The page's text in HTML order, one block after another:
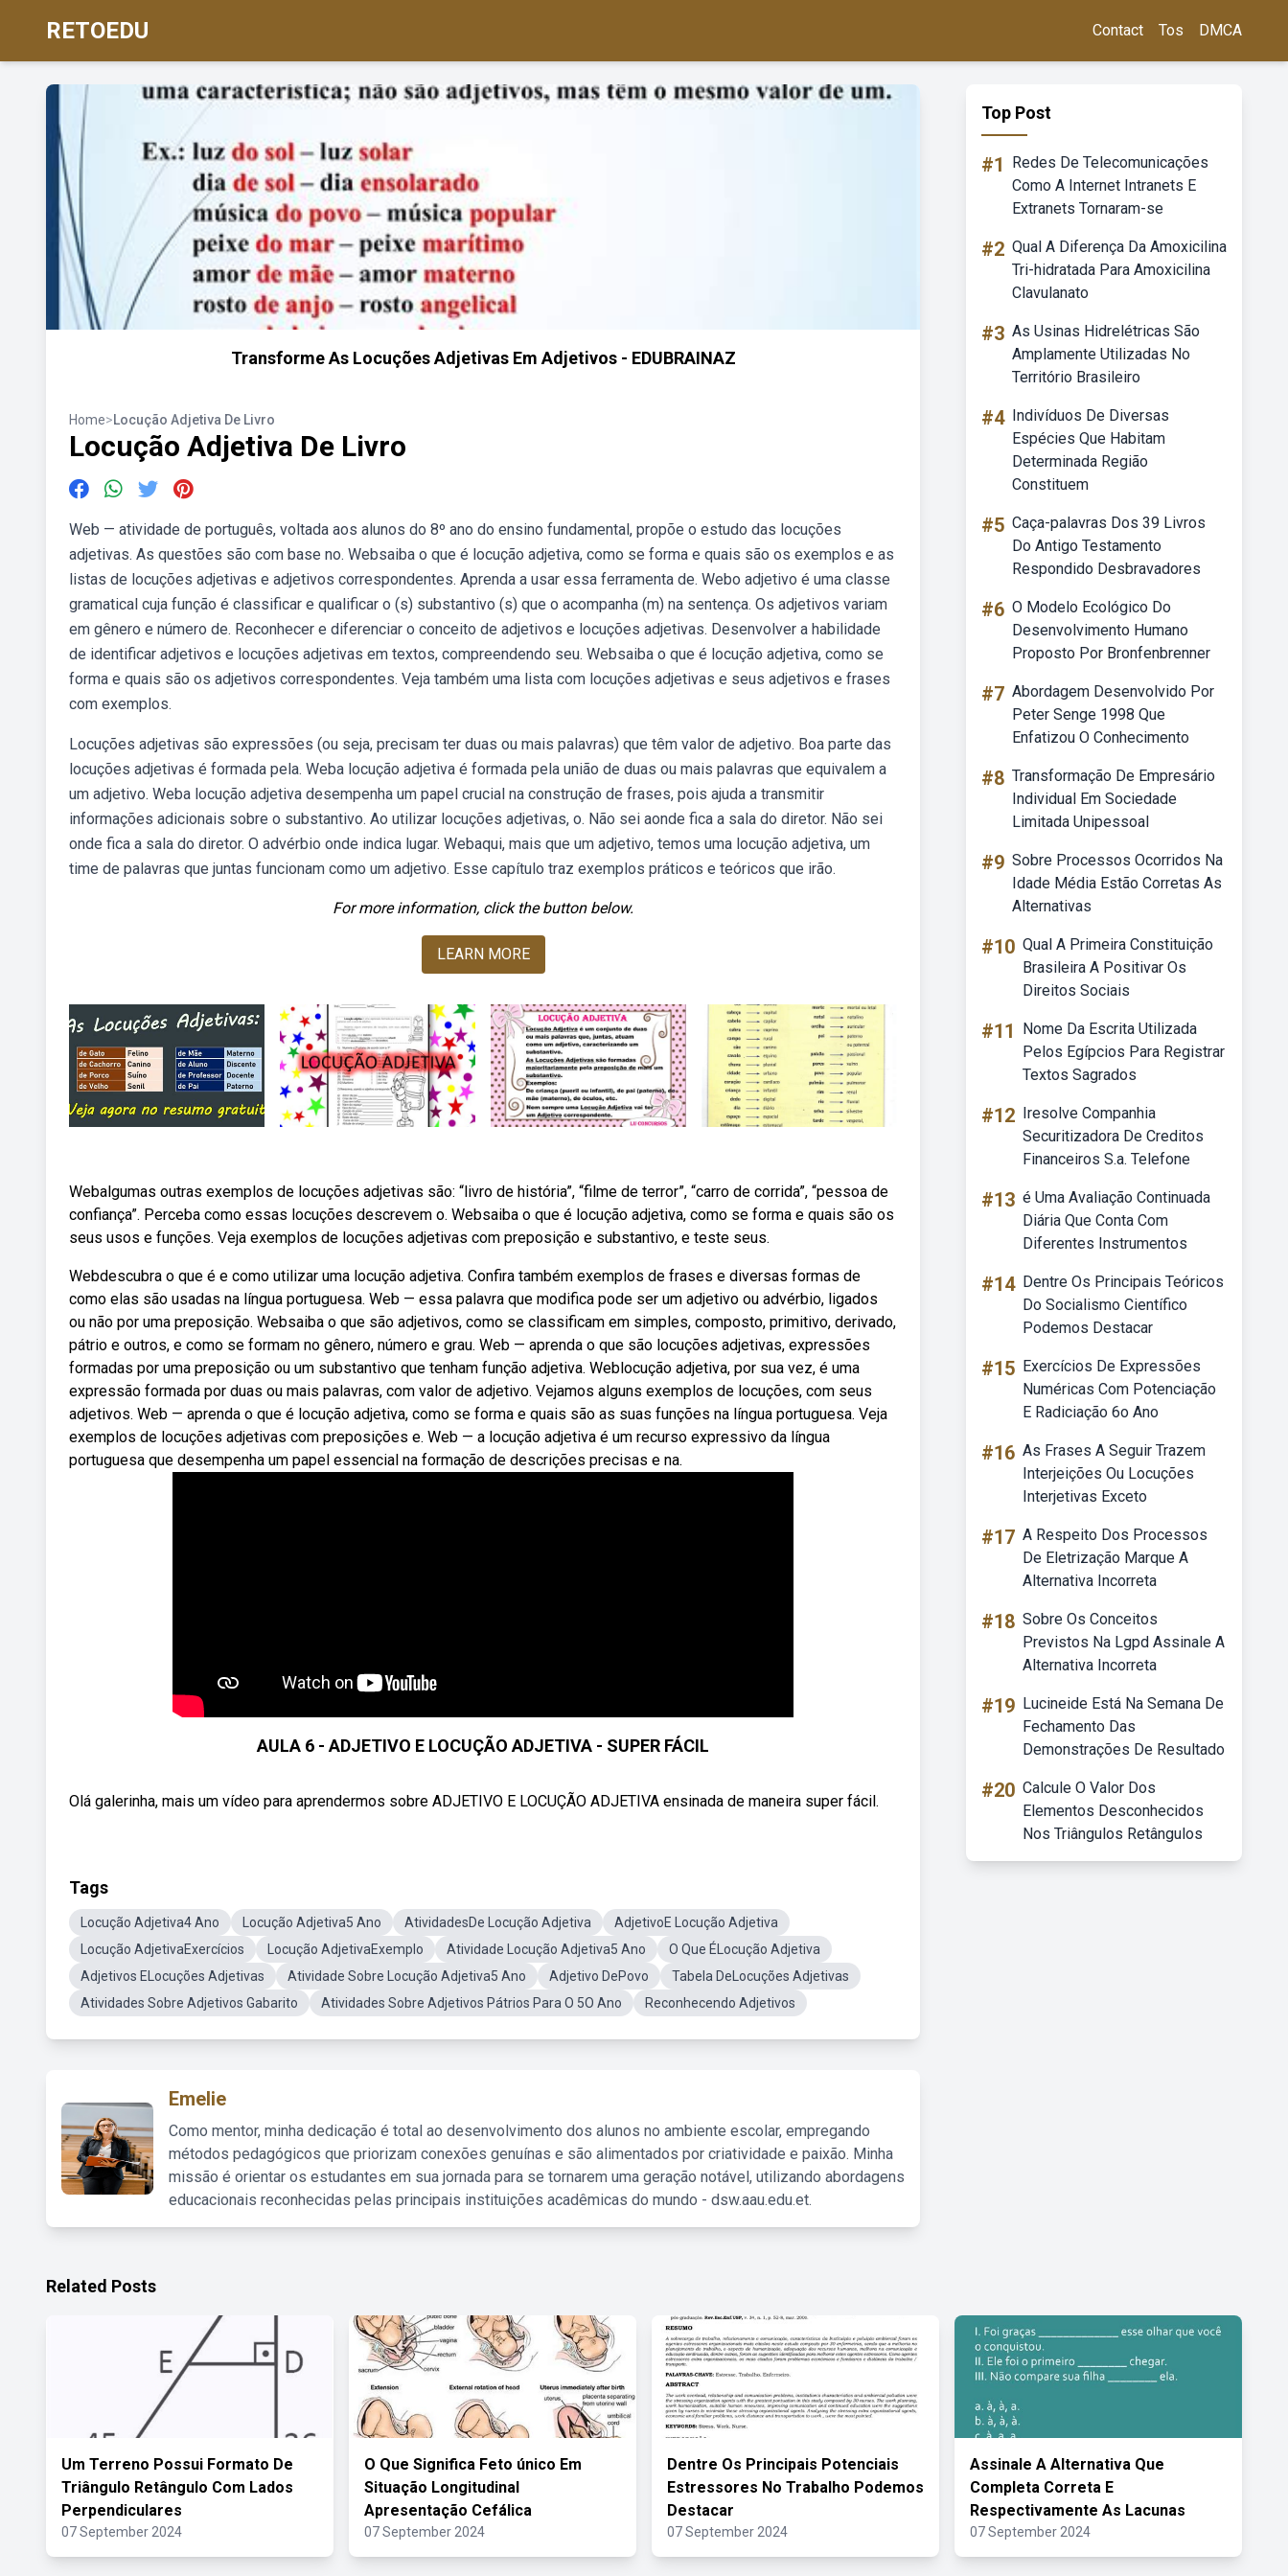
RETOEDU Contact Tos DMCA
Transforme As Locuções Adjetivas Em Adjetivos - EDUBRAINAZ
Home>Locução Adjetiva De Livro
Locução Adjetiva De Livro
Web — atividade de português, voltada aos alunos do 8º ano do ensino fundamental, propõe o estudo das locuções
adjetivas. As questões são com base no. Websaiba o que é locução adjetiva, como se forma e quais são os exemplos e as
listas de locuções adjetivas e adjetivos correspondentes. Aprenda a usar essa ferramenta de. Webo adjetivo é uma classe
gramatical cuja função é classificar e qualificar o (s) substantivo (s) que o acompanha (m) na sentença. Os adjetivos variam
em gênero e número de. Reconhecer e diferenciar o conceito de adjetivos e locuções adjetivas. Desenvolver a habilidade
de identificar adjetivos e locuções adjetivas em textos, compreendendo seu. Websaiba o que é locução adjetiva, como se
forma e quais são os adjetivos correspondentes. Veja também uma lista com locuções adjetivas e seus adjetivos e frases
com exemplos.
Locuções adjetivas são expressões (ou seja, precisam ter duas ou mais palavras) que têm valor de adjetivo. Boa parte das
locuções adjetivas é formada pela. Weba locução adjetiva é formada pela união de duas ou mais palavras que equivalem a
um adjetivo. Weba locução adjetiva desempenha um papel crucial na construção de frases, pois ajuda a transmitir
informações adicionais sobre o substantivo. Ao utilizar locuções adjetivas, o. Não sei aonde fica a sala do diretor. Não sei
onde fica a sala do diretor. O advérbio onde indica lugar. Webaqui, mais que um adjetivo, temos uma locução adjetiva, um
time de palavras que juntas funcionam como um adjetivo. Esse capítulo traz exemplos práticos e teóricos que irão.
For more information, click the button below.
LEARN MORE
Webalgumas outras exemplos de locuções adjetivas são: “livro de história”, “filme de terror”, “carro de corrida”, “pessoa de
confiança”. Perceba como essas locuções descrevem o. Websaiba o que é locução adjetiva, como se forma e quais são os
seus usos e funções. Veja exemplos de locuções adjetivas com preposição e substantivo, e teste seus.
Webdescubra o que é e como utilizar uma locução adjetiva. Confira também exemplos de frases e diversas formas de
como elas são usadas na língua portuguesa. Web — essa palavra que modifica pode ser um adjetivo ou advérbio, ligados
ou não por uma preposição. Websaiba o que são adjetivos, como se classificam em simples, composto, primitivo, derivado,
pátrio e outros, e como se formam no gênero, número e grau. Web — aprenda o que são locuções adjetivas, expressões
formadas por uma preposição ou um substantivo que tenham função adjetiva. Weblocução adjetiva, por sua vez, é uma
expressão formada por duas ou mais palavras, com valor de adjetivo. Vejamos alguns exemplos de locuções, com seus
adjetivos. Web — aprenda o que é locução adjetiva, como se forma e quais são as suas funções na língua portuguesa. Veja
exemplos de locuções adjetivas com preposições e. Web — a locução adjetiva é um recurso expressivo da língua
portuguesa que desempenha um papel essencial na formação de descrições precisas e na.
AULA 6 - ADJETIVO E LOCUÇÃO ADJETIVA - SUPER FÁCIL
Olá galerinha, mais um vídeo para aprendermos sobre ADJETIVO E LOCUÇÃO ADJETIVA ensinada de maneira super fácil.
Tags
Locução Adjetiva4 Ano Locução Adjetiva5 Ano AtividadesDe Locução Adjetiva
AdjetivoE Locução Adjetiva
Locução AdjetivaExercícios
Locução AdjetivaExemplo Atividade Locução Adjetiva5 Ano
O Que ÉLocução Adjetiva
Adjetivos ELocuções Adjetivas
Atividade Sobre Locução Adjetiva5 Ano Adjetivo DePovo
Tabela DeLocuções Adjetivas
Atividades Sobre Adjetivos Gabarito
Atividades Sobre Adjetivos Pátrios Para O 5O Ano Reconhecendo Adjetivos
Emelie
Como mentor, minha dedicação é total ao desenvolvimento dos alunos no ambiente escolar, empregando
métodos pedagógicos que priorizam conexões genuínas e são alimentados por criatividade e paixão. Minha
missão é orientar os estudantes em sua jornada para se tornarem uma geração notável, utilizando abordagens
educacionais reconhecidas pelas principais instituições acadêmicas do mundo - dsw.aau.edu.et.
Top Post
#1
Redes De Telecomunicações
Como A Internet Intranets E
Extranets Tornaram-se
#2 Qual A Diferença Da Amoxicilina
Tri-hidratada Para Amoxicilina
Clavulanato
#3 As Usinas Hidrelétricas São
Amplamente Utilizadas No
Território Brasileiro
#4 Indivíduos De Diversas
Espécies Que Habitam
Determinada Região
Constituem
#5 Caça-palavras Dos 39 Livros
Do Antigo Testamento
Respondido Desbravadores
#6 O Modelo Ecológico Do
Desenvolvimento Humano
Proposto Por Bronfenbrenner
#7 Abordagem Desenvolvido Por
Peter Senge 1998 Que
Enfatizou O Conhecimento
#8 Transformação De Empresário
Individual Em Sociedade
Limitada Unipessoal
#9 Sobre Processos Ocorridos Na
Idade Média Estão Corretas As
Alternativas
#10 Qual A Primeira Constituição
Brasileira A Positivar Os
Direitos Sociais
#11
Nome Da Escrita Utilizada
Pelos Egípcios Para Registrar
Textos Sagrados
#12 Iresolve Companhia
Securitizadora De Creditos
Financeiros S.a. Telefone
#13 é Uma Avaliação Continuada
Diária Que Conta Com
Diferentes Instrumentos
#14 Dentre Os Principais Teóricos
Do Socialismo Científico
Podemos Destacar
#15 Exercícios De Expressões
Numéricas Com Potenciação
E Radiciação 6o Ano
#16 As Frases A Seguir Trazem
Interjeições Ou Locuções
Interjetivas Exceto
#17 A Respeito Dos Processos
De Eletrização Marque A
Alternativa Incorreta
#18 Sobre Os Conceitos
Previstos Na Lgpd Assinale A
Alternativa Incorreta
#19 Lucineide Está Na Semana De
Fechamento Das
Demonstrações De Resultado
#20 Calcule O Valor Dos
Elementos Desconhecidos
Nos Triângulos Retângulos
Related Posts
Um Terreno Possui Formato De
Triângulo Retângulo Com Lados
Perpendiculares
07 September 2024
O Que Significa Feto único Em
Situação Longitudinal
Apresentação Cefálica
07 September 2024
Dentre Os Principais Potenciais
Estressores No Trabalho Podemos
Destacar
07 September 2024
Assinale A Alternativa Que
Completa Correta E
Respectivamente As Lacunas
07 September 2024